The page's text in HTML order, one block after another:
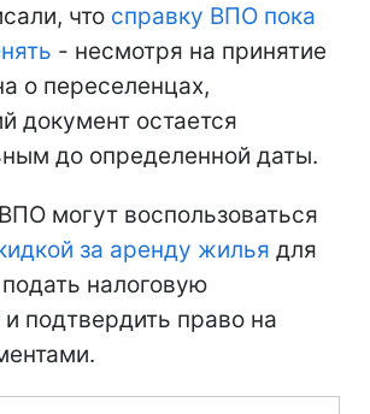
что справку ВПО пока
- несмотря на принятие
о переселенцах,
документ остается
до определенной даты.
могут воспользоваться
за аренду жилья для
налоговую
подтвердить право на